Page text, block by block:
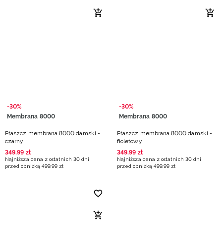
-30%
Membrana 8000
Płaszcz membrana 8000 damski -
czarny
349,99 zł
Najniższa cena z ostatnich 30 dni
przed obniżką 499,99 zł
-30%
Membrana 8000
Płaszcz membrana 8000 damski -
fioletowy
349,99 zł
Najniższa cena z ostatnich 30 dni
przed obniżką 499,99 zł